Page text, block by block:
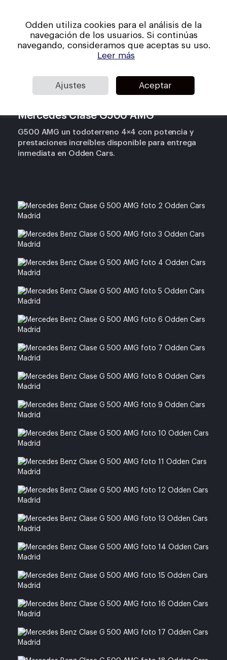
Mercedes Clase G500 AMG
G500 AMG un todoterreno 4×4 con potencia y
prestaciones increíbles disponible para entrega
inmediata en Odden Cars.
Close
Odden utiliza cookies para el análisis de la
navegación de los usuarios. Si continúas
navegando, consideramos que aceptas su uso.
Leer más
Ajustes Aceptar